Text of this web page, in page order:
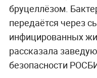
бруцеллёзом.
передаётся через
инфицированных
рассказала
безопасности